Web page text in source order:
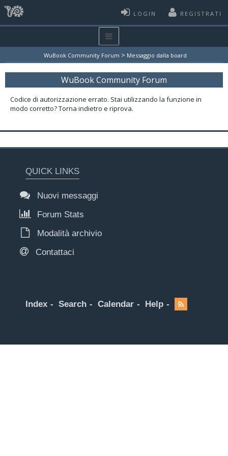
LOGIN REGISTRATI
WuBook Community Forum > Messaggio dalla board
WuBook Community Forum
Codice di autorizzazione errato. Stai utilizzando la funzione in
modo corretto? Torna indietro e riprova.
QUICK LINKS
Nuovi messaggi
Forum Stats
Modalità archivio
Contattaci
Index Search Calendar Help